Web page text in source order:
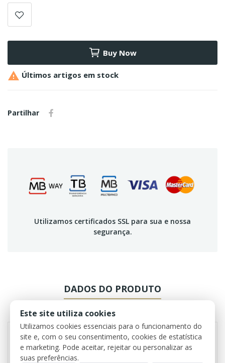
Buy Now
 Últimos artigos em stock
Partilhar
Utilizamos certificados SSL para sua e nossa
segurança.
DADOS DO PRODUTO
REVIEWS
Referência 0926
Este site utiliza cookies
Utilizamos cookies essenciais para o funcionamento do
site e, com o seu consentimento, cookies de estatística
e marketing. Pode aceitar, rejeitar ou personalizar as
suas preferências.